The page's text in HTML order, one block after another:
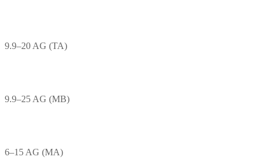
9.9–20 AG (TA)
9.9–25 AG (MB)
6–15 AG (MA)